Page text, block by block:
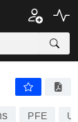
PFE